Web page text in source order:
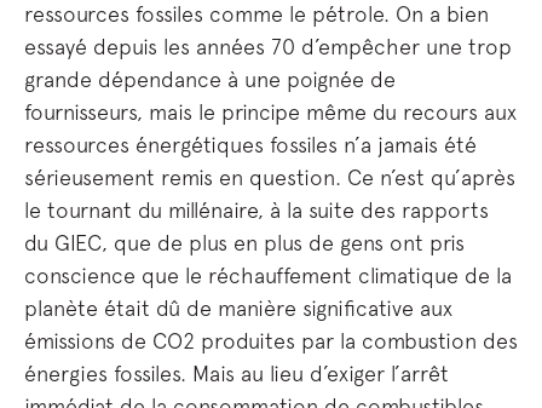
ressources fossiles comme le pétrole. On a bien
essayé depuis les années 70 d’empêcher une trop
grande dépendance à une poignée de
fournisseurs, mais le principe même du recours aux
ressources énergétiques fossiles n’a jamais été
sérieusement remis en question. Ce n’est qu’après
le tournant du millénaire, à la suite des rapports
du GIEC, que de plus en plus de gens ont pris
conscience que le réchauffement climatique de la
planète était dû de manière significative aux
émissions de CO2 produites par la combustion des
énergies fossiles. Mais au lieu d’exiger l’arrêt